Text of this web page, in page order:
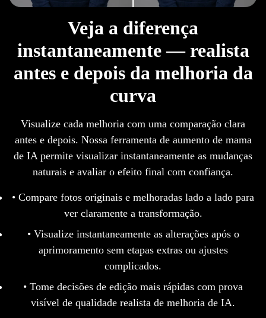
Veja a diferença
instantaneamente — realista
antes e depois da melhoria da
curva
Visualize cada melhoria com uma comparação clara
antes e depois. Nossa ferramenta de aumento de mama
de IA permite visualizar instantaneamente as mudanças
naturais e avaliar o efeito final com confiança.
• Compare fotos originais e melhoradas lado a lado para
ver claramente a transformação.
• Visualize instantaneamente as alterações após o
aprimoramento sem etapas extras ou ajustes
complicados.
• Tome decisões de edição mais rápidas com prova
visível de qualidade realista de melhoria de IA.